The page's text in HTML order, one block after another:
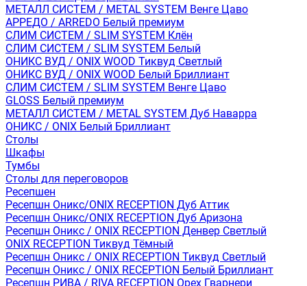
МЕТАЛЛ СИСТЕМ / METAL SYSTEM Венге Цаво
АРРЕДО / ARREDO Белый премиум
СЛИМ СИСТЕМ / SLIM SYSTEM Клён
СЛИМ СИСТЕМ / SLIM SYSTEM Белый
ОНИКС ВУД / ONIX WOOD Тиквуд Светлый
ОНИКС ВУД / ONIX WOOD Белый Бриллиант
СЛИМ СИСТЕМ / SLIM SYSTEM Венге Цаво
GLOSS Белый премиум
МЕТАЛЛ СИСТЕМ / METAL SYSTEM Дуб Наварра
ОНИКС / ONIX Белый Бриллиант
Столы
Шкафы
Тумбы
Столы для переговоров
Ресепшен
Ресепшн Оникс/ONIX RECEPTION Дуб Аттик
Ресепшн Оникс/ONIX RECEPTION Дуб Аризона
Ресепшн Оникс / ONIX RECEPTION Денвер Светлый
ONIX RECEPTION Тиквуд Тёмный
Ресепшн Оникс / ONIX RECEPTION Тиквуд Светлый
Ресепшн Оникс / ONIX RECEPTION Белый Бриллиант
Ресепшн РИВА / RIVA RECEPTION Орех Гварнери